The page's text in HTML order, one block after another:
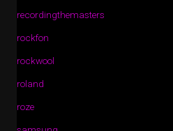
recordingthemasters
rockfon
rockwool
roland
roze